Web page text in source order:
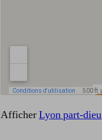
AfficherLyon part-dieu